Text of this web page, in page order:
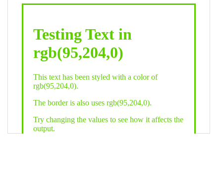
div class="textColor borderColor"
< h1>Testing Text in rgb(95,204,0)